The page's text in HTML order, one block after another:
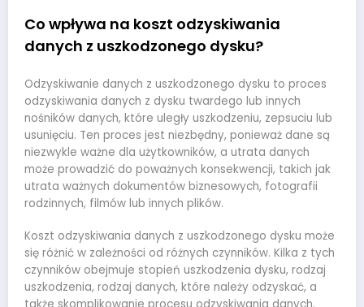
Co wpływa na koszt odzyskiwania
danych z uszkodzonego dysku?
Odzyskiwanie danych z uszkodzonego dysku to proces
odzyskiwania danych z dysku twardego lub innych
nośników danych, które uległy uszkodzeniu, zepsuciu lub
usunięciu. Ten proces jest niezbędny, ponieważ dane są
niezwykle ważne dla użytkowników, a utrata danych
może prowadzić do poważnych konsekwencji, takich jak
utrata ważnych dokumentów biznesowych, fotografii
rodzinnych, filmów lub innych plików.
Koszt odzyskiwania danych z uszkodzonego dysku może
się różnić w zależności od różnych czynników. Kilka z tych
czynników obejmuje stopień uszkodzenia dysku, rodzaj
uszkodzenia, rodzaj danych, które należy odzyskać, a